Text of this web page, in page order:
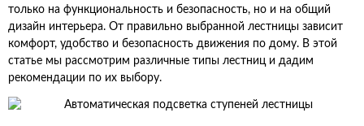
только на функциональность и безопасность, но и на общий
дизайн интерьера. От правильно выбранной лестницы зависит
комфорт, удобство и безопасность движения по дому. В этой
статье мы рассмотрим различные типы лестниц и дадим
рекомендации по их выбору.